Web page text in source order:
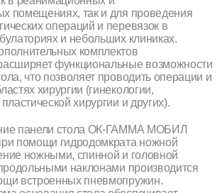
помещениях, так и для проведения
операций и перевязок в
и небольших клиниках.
комплектов
функциональные возможности
что позволяет проводить операции и
хирургии (гинекологии,
хирургии и других).
панели стола ОК-ГАММА МОБИЛ
помощи гидродомкрата ножной
ножными, спинной и головной
наклонами производится
встроенных пневмопружин.